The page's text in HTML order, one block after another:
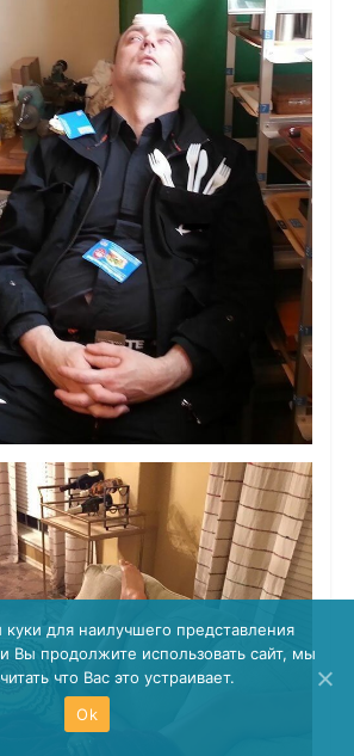
для наилучшего представления
Вы продолжите использовать сайт, мы
что Вас это устраивает.
Ok